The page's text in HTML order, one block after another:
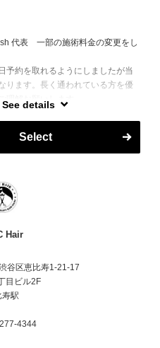
代表 一部の施術料金の変更をし
予約を取れるようにしましたが当
ります。長く通われている方を優
理解お願いします
for English speaking customers.
was changed.
to pay initial fee, weekday 20%
See details
Select
Hair
谷区恵比寿1-21-17
目ビル2F
寿駅
4344